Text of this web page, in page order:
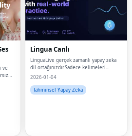
ve
Lingua Canlı
LinguaLive gerçek zamanlı yapay zeka
dil ortağınızdır.Sadece kelimeleri
ezberlemeyin.İngilizce, İspanyolca,
dillerinde İş Görüşmeleri, Kahve
Siparişleri ve
2026-01-04
Tahminsel Yapay Zeka